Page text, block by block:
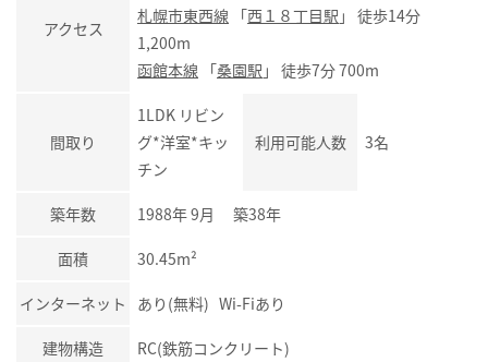
アクセス
札幌市東西線 「西１８丁目駅 」 徒歩14分
1,200m
函館本線 「桑園駅 」 徒歩7分 700m
間取り
1LDK リビン
グ*洋室*キッ
チン
利用可能人数 3名
築年数 1988年 9月 築38年
面積 30.45m²
インターネット あり(無料) Wi-Fiあり
建物構造 RC(鉄筋コンクリート)